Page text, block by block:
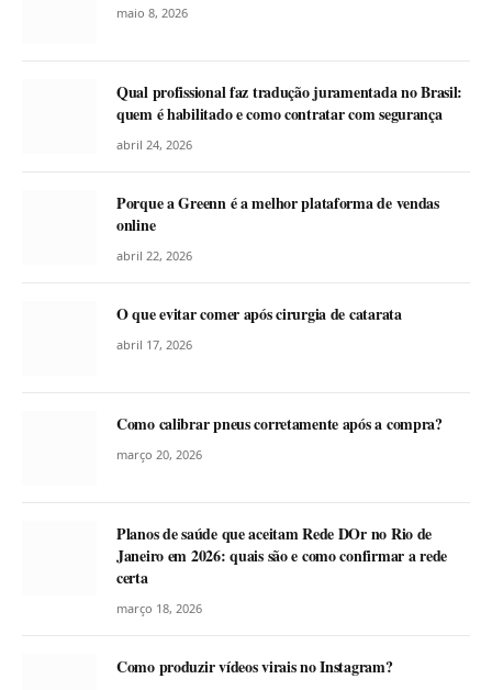
maio 8, 2026
Qual profissional faz tradução juramentada no Brasil:
quem é habilitado e como contratar com segurança
abril 24, 2026
Porque a Greenn é a melhor plataforma de vendas
online
abril 22, 2026
O que evitar comer após cirurgia de catarata
abril 17, 2026
Como calibrar pneus corretamente após a compra?
março 20, 2026
Planos de saúde que aceitam Rede DOr no Rio de
Janeiro em 2026: quais são e como confirmar a rede
certa
março 18, 2026
Como produzir vídeos virais no Instagram?